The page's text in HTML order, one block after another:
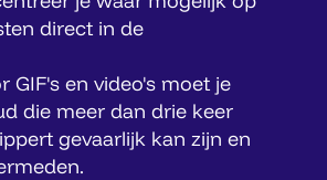
direct in de
GIF's en video's moet je
die meer dan drie keer
gevaarlijk kan zijn en